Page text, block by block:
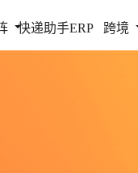
快递助手ERP 跨境